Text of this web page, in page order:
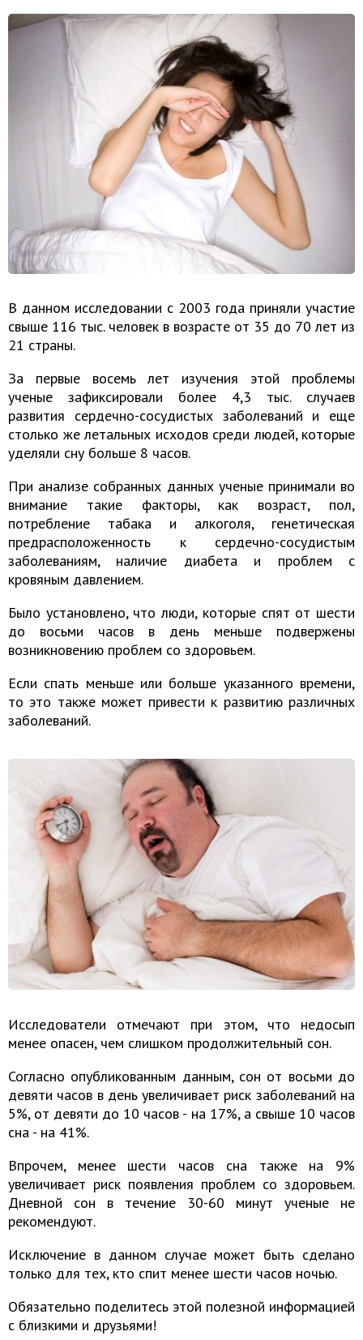
В данном исследовании с 2003 года приняли участие
свыше 116 тыс. человек в возрасте от 35 до 70 лет из
21 страны.
За первые восемь лет изучения этой проблемы
ученые зафиксировали более 4,3 тыс. случаев
развития сердечно-сосудистых заболеваний и еще
столько же летальных исходов среди людей, которые
уделяли сну больше 8 часов.
При анализе собранных данных ученые принимали во
внимание такие факторы, как возраст, пол,
потребление табака и алкоголя, генетическая
предрасположенность к сердечно-сосудистым
заболеваниям, наличие диабета и проблем с
кровяным давлением.
Было установлено, что люди, которые спят от шести
до восьми часов в день меньше подвержены
возникновению проблем со здоровьем.
Если спать меньше или больше указанного времени,
то это также может привести к развитию различных
заболеваний.
Исследователи отмечают при этом, что недосып
менее опасен, чем слишком продолжительный сон.
Согласно опубликованным данным, сон от восьми до
девяти часов в день увеличивает риск заболеваний на
5%, от девяти до 10 часов - на 17%, а свыше 10 часов
сна - на 41%.
Впрочем, менее шести часов сна также на 9%
увеличивает риск появления проблем со здоровьем.
Дневной сон в течение 30-60 минут ученые не
рекомендуют.
Исключение в данном случае может быть сделано
только для тех, кто спит менее шести часов ночью.
Обязательно поделитесь этой полезной информацией
с близкими и друзьями!